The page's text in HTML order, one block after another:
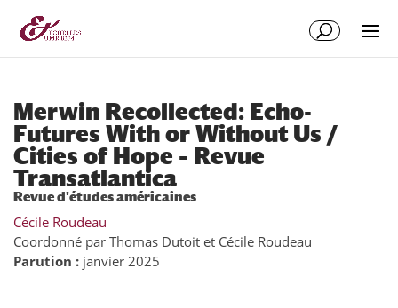
Merwin Recollected: Echo-
Futures With or Without Us /
Cities of Hope – Revue
Transatlantica
Revue d'études américaines
Cécile Roudeau
Coordonné par Thomas Dutoit et Cécile Roudeau
Parution : janvier 2025